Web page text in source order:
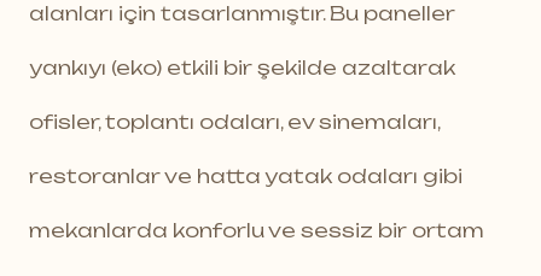
alanları için tasarlanmıştır. Bu paneller
yankıyı (eko) etkili bir şekilde azaltarak
ofisler, toplantı odaları, ev sinemaları,
restoranlar ve hatta yatak odaları gibi
mekanlarda konforlu ve sessiz bir ortam